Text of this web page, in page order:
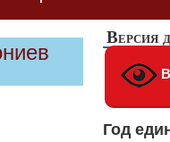
Версия
Год